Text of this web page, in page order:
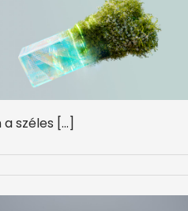
a széles […]